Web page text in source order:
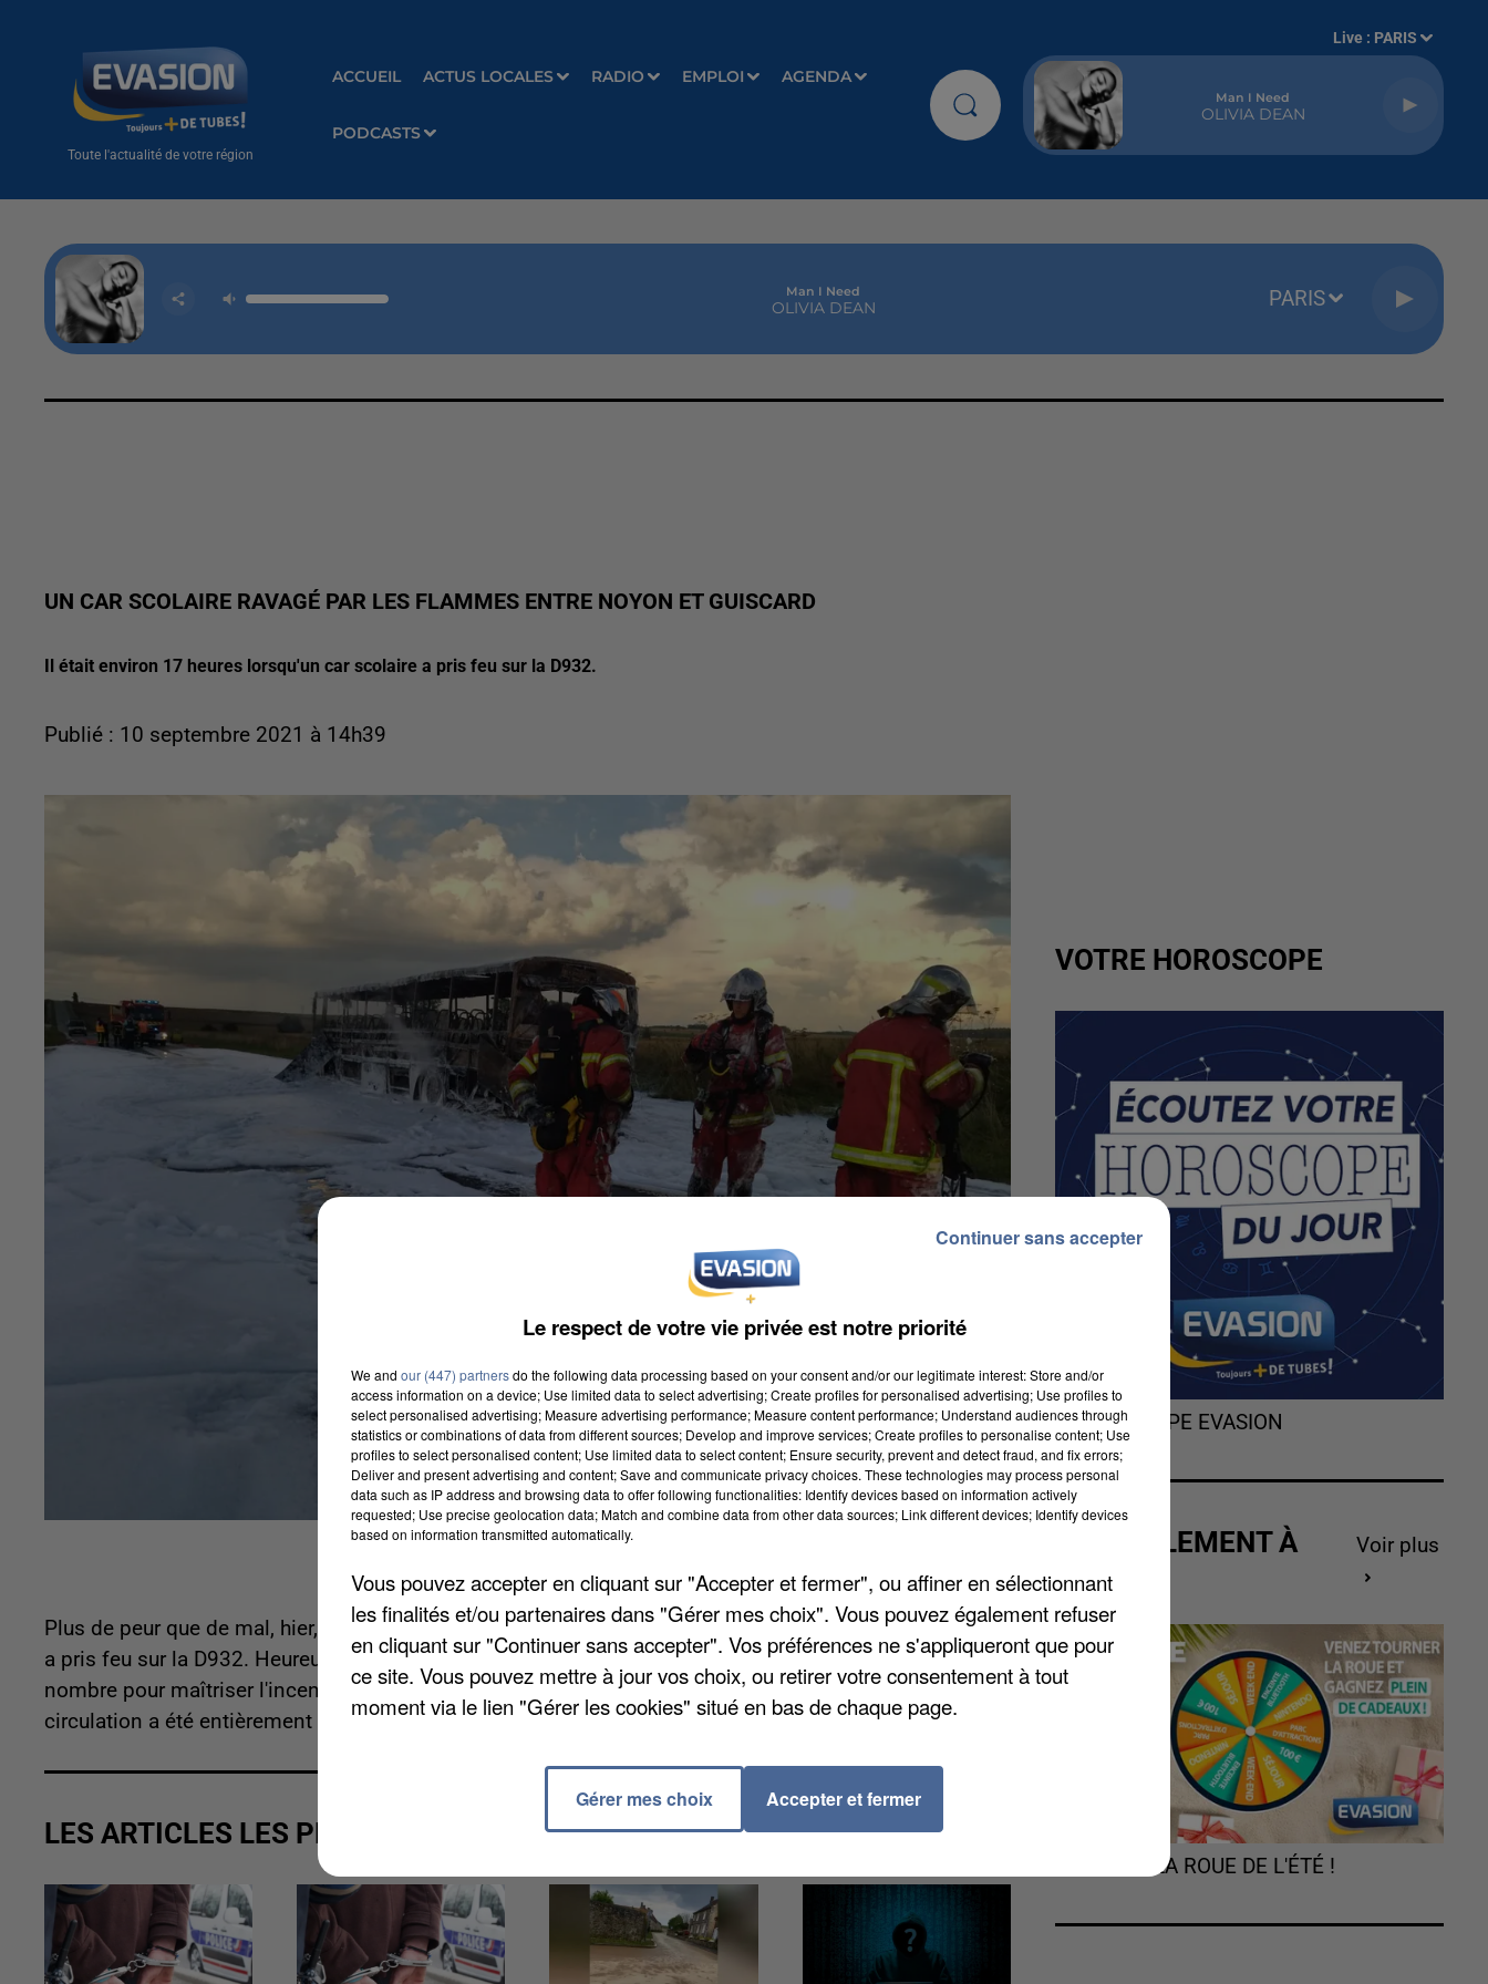
Toute l'actualité de votre région
ACCUEIL ACTUS LOCALES RADIO EMPLOI AGENDA
PODCASTS
Live : PARIS
Man I Need
OLIVIA DEAN
Man I Need
OLIVIA DEAN PARIS
UN CAR SCOLAIRE RAVAGÉ PAR LES FLAMMES ENTRE NOYON ET GUISCARD
Il était environ 17 heures lorsqu'un car scolaire a pris feu sur la D932.
Publié : 10 septembre 2021 à 14h39
Plus de peur que de mal, hier, entre Noyon et Guiscard. Il était environ 17 heures lorsqu'un car scolaire
a pris feu sur la D932. Heureusement, aucune victime n'est à déplorer selon les pompiers, déployés en
nombre pour maîtriser l'incendie. Le bus a été vidé bien avant d'être consumé par les flammes. La
circulation a été entièrement coupée sur la départementale. L'origine du feu reste encore inconnue.
LES ARTICLES LES PLUS VUS
VOTRE HOROSCOPE
L'HOROSCOPE EVASION
ACTUELLEMENT À
GAGNER
Voir plus
TOURNEZ LA ROUE DE L'ÉTÉ !
Le respect de votre vie privée est notre priorité
We and our (447) partnersdo the following data processing based on your consent and/or our legitimate interest: Store and/or
access information on a device; Use limited data to select advertising; Create profiles for personalised advertising; Use profiles to
select personalised advertising; Measure advertising performance; Measure content performance; Understand audiences through
statistics or combinations of data from different sources; Develop and improve services; Create profiles to personalise content; Use
profiles to select personalised content; Use limited data to select content; Ensure security, prevent and detect fraud, and fix errors;
Deliver and present advertising and content; Save and communicate privacy choices. These technologies may process personal
data such as IP address and browsing data to offer following functionalities: Identify devices based on information actively
requested; Use precise geolocation data; Match and combine data from other data sources; Link different devices; Identify devices
based on information transmitted automatically.
Vous pouvez accepter en cliquant sur "Accepter et fermer", ou affiner en sélectionnant
les finalités et/ou partenaires dans "Gérer mes choix". Vous pouvez également refuser
en cliquant sur "Continuer sans accepter". Vos préférences ne s'appliqueront que pour
ce site. Vous pouvez mettre à jour vos choix, ou retirer votre consentement à tout
moment via le lien "Gérer les cookies" situé en bas de chaque page.
Gérer mes choix Accepter et fermer
Continuer sans accepter